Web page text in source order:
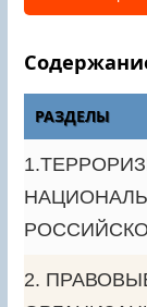
РАЗДЕЛЫ
2.